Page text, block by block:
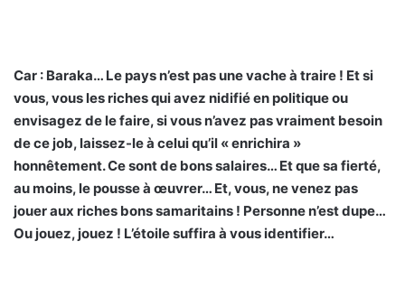
Car : Baraka… Le pays n’est pas une vache à traire ! Et si
vous, vous les riches qui avez nidifié en politique ou
envisagez de le faire, si vous n’avez pas vraiment besoin
de ce job, laissez-le à celui qu’il « enrichira »
honnêtement. Ce sont de bons salaires… Et que sa fierté,
au moins, le pousse à œuvrer… Et, vous, ne venez pas
jouer aux riches bons samaritains ! Personne n’est dupe…
Ou jouez, jouez ! L’étoile suffira à vous identifier…